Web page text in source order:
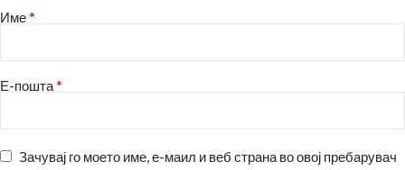
Име*
Е-пошта*
Зачувај го моето име, е-маил и веб страна во овој пребарувач